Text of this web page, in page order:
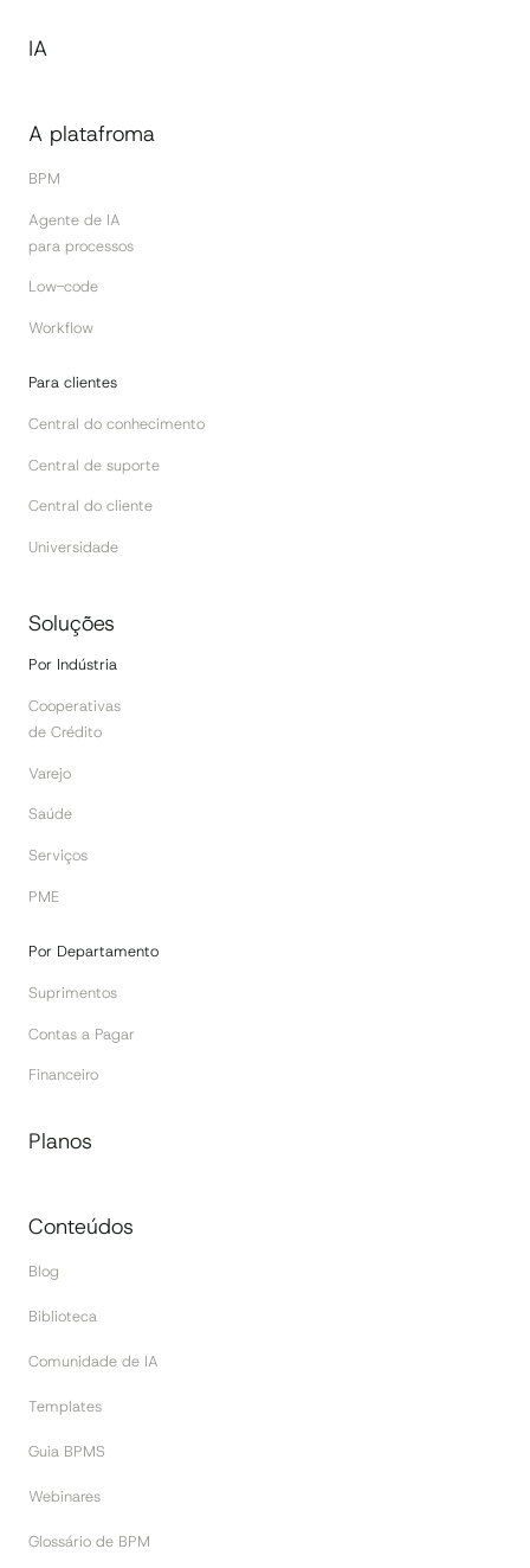
IA
A platafroma
BPM
Agente de IA
para processos
Low-code
Workflow
Para clientes
Central do conhecimento
Central de suporte
Central do cliente
Universidade
Soluções
Por Indústria
Cooperativas
de Crédito
Varejo
Saúde
Serviços
PME
Por Departamento
Suprimentos
Contas a Pagar
Financeiro
Planos
Conteúdos
Blog
Biblioteca
Comunidade de IA
Templates
Guia BPMS
Webinares
Glossário de BPM